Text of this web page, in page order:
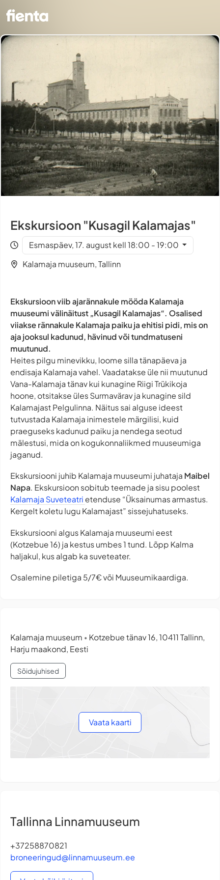
Ekskursioon "Kusagil Kalamajas"
Esmaspäev, 17. august kell 18:00 - 19:00
Kalamaja muuseum, Tallinn
Ekskursioon viib ajarännakule mööda Kalamaja
muuseumi välinäitust „Kusagil Kalamajas“. Osalised
viiakse rännakule Kalamaja paiku ja ehitisi pidi, mis on
aja jooksul kadunud, hävinud või tundmatuseni
muutunud.
Heites pilgu minevikku, loome silla tänapäeva ja
endisaja Kalamaja vahel. Vaadatakse üle nii muutunud
Vana-Kalamaja tänav kui kunagine Riigi Trükikoja
hoone, otsitakse üles Surmavärav ja kunagine sild
Kalamajast Pelgulinna. Näitus sai alguse ideest
tutvustada Kalamaja inimestele märgilisi, kuid
praeguseks kadunud paiku ja nendega seotud
mälestusi, mida on kogukonnaliikmed muuseumiga
jaganud.
Ekskursiooni juhib Kalamaja muuseumi juhataja Maibel
Napa. Ekskursioon sobitub teemade ja sisu poolest
Kalamaja Suveteatri etenduse “Üksainumas armastus.
Kergelt koletu lugu Kalamajast” sissejuhatuseks.
Ekskursiooni algus Kalamaja muuseumi eest
(Kotzebue 16) ja kestus umbes 1 tund. Lõpp Kalma
haljakul, kus algab ka suveteater.
Osalemine piletiga 5/7€ või Muuseumikaardiga.
Kalamaja muuseum • Kotzebue tänav 16, 10411 Tallinn,
Harju maakond, Eesti
Sõidujuhised
Vaata kaarti
Tallinna Linnamuuseum
+37258870821
broneeringud@linnamuuseum.ee